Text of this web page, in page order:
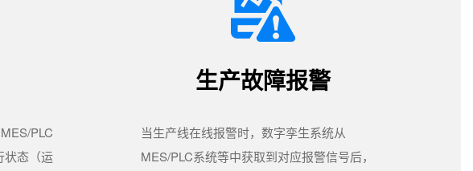
生产故障报警
PLC
状态（运
当生产线在线报警时，数字孪生系统从
MES/PLC系统等中获取到对应报警信号后，